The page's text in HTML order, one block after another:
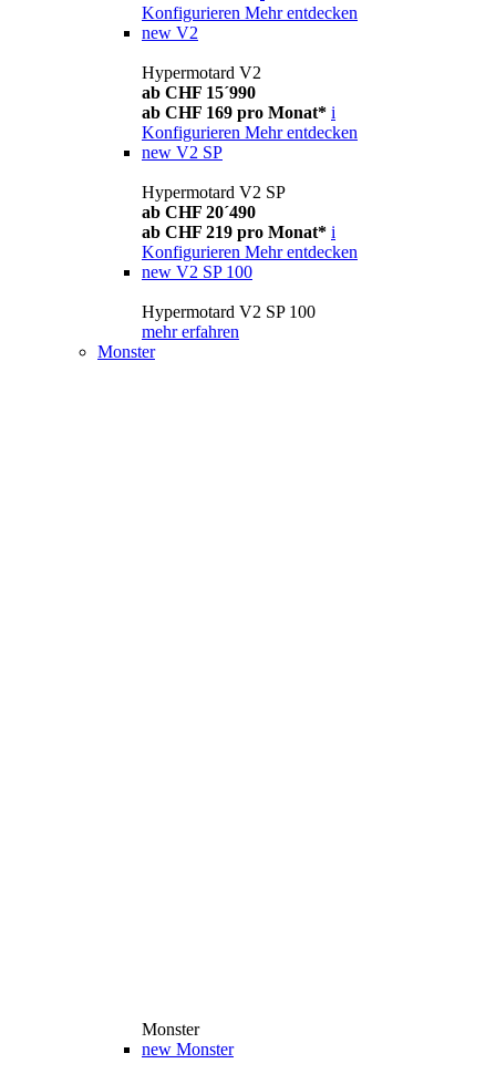
Konfigurieren Mehr entdecken
new V2
Hypermotard V2
ab CHF 15´990
ab CHF 169 pro Monat* i
Konfigurieren Mehr entdecken
new V2 SP
Hypermotard V2 SP
ab CHF 20´490
ab CHF 219 pro Monat* i
Konfigurieren Mehr entdecken
new V2 SP 100
Hypermotard V2 SP 100
mehr erfahren
Monster
Monster
new Monster